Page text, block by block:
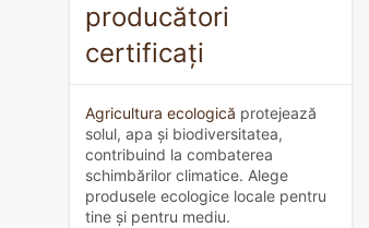
producători
certificați
Agricultura ecologică protejează
solul, apa și biodiversitatea,
contribuind la combaterea
schimbărilor climatice. Alege
produsele ecologice locale pentru
tine și pentru mediu.